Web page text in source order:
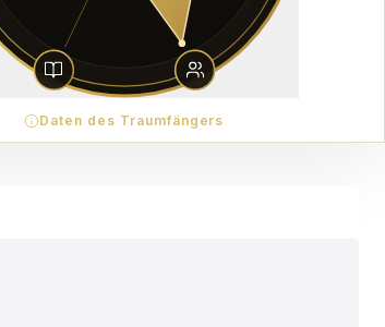
Daten des Traumfängers